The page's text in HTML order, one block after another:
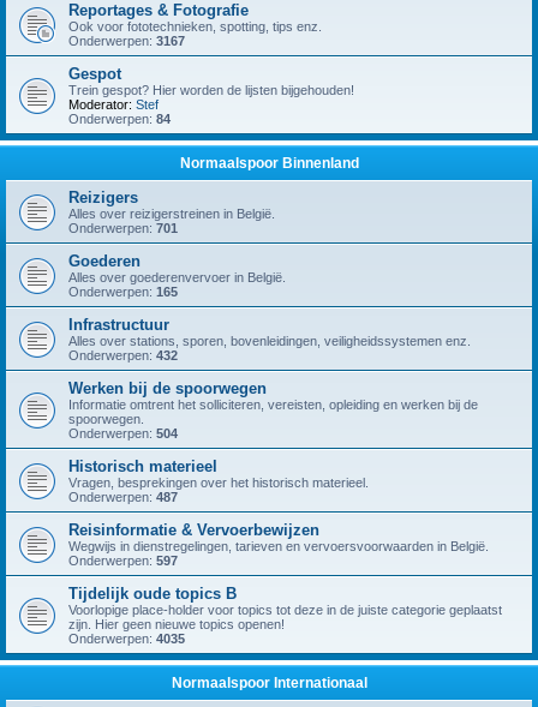
Reportages & Fotografie
Ook voor fototechnieken, spotting, tips enz.
Onderwerpen: 3167
Gespot
Trein gespot? Hier worden de lijsten bijgehouden!
Moderator: Stef
Onderwerpen: 84
Normaalspoor Binnenland
Reizigers
Alles over reizigerstreinen in België.
Onderwerpen: 701
Goederen
Alles over goederenvervoer in België.
Onderwerpen: 165
Infrastructuur
Alles over stations, sporen, bovenleidingen, veiligheidssystemen enz.
Onderwerpen: 432
Werken bij de spoorwegen
Informatie omtrent het solliciteren, vereisten, opleiding en werken bij de
spoorwegen.
Onderwerpen: 504
Historisch materieel
Vragen, besprekingen over het historisch materieel.
Onderwerpen: 487
Reisinformatie & Vervoerbewijzen
Wegwijs in dienstregelingen, tarieven en vervoersvoorwaarden in België.
Onderwerpen: 597
Tijdelijk oude topics B
Voorlopige place-holder voor topics tot deze in de juiste categorie geplaatst
zijn. Hier geen nieuwe topics openen!
Onderwerpen: 4035
Normaalspoor Internationaal